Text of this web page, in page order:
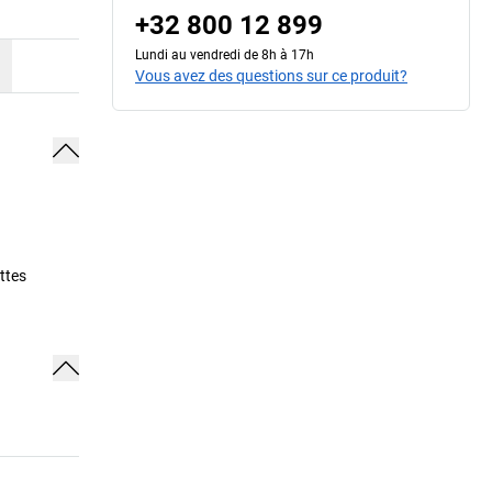
+32 800 12 899
Lundi au vendredi de 8h à 17h
Vous avez des questions sur ce produit?